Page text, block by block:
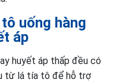
uống hàng
áp
huyết áp thấp đều có
từ lá tía tô để hỗ trợ